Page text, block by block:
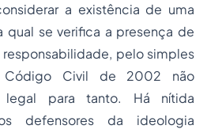
a existência de uma
qual se verifica a presença de
pelo simples
Código Civil de 2002 não
legal para tanto. Há nítida
defensores da ideologia